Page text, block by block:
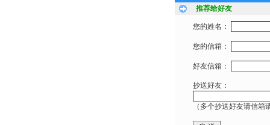
推荐给好友
您的姓名：
您的信箱：
好友信箱：
抄送好友：
（多个抄送好友请信箱